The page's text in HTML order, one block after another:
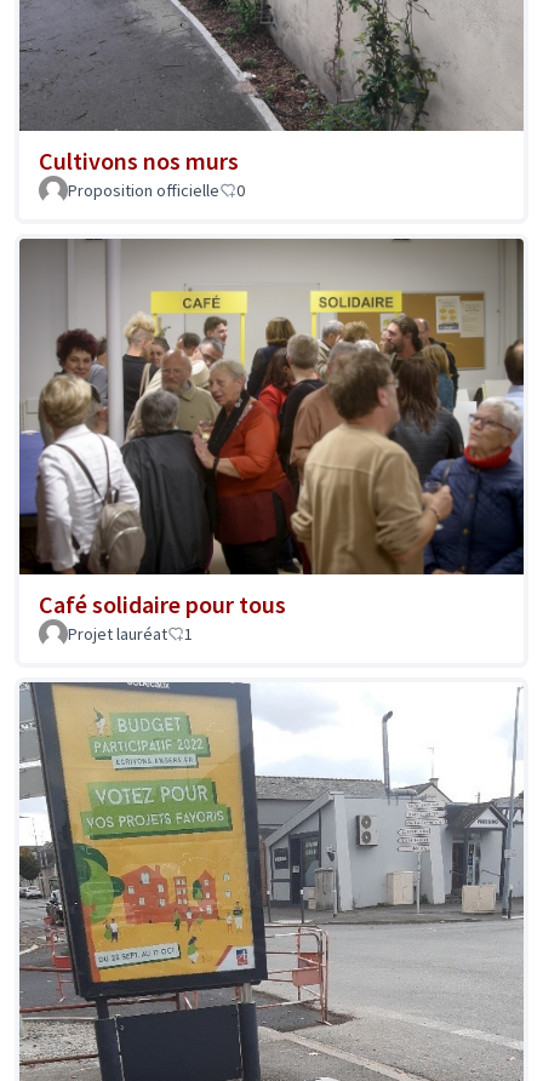
Cultivons nos murs
Proposition officielle 0
Café solidaire pour tous
Projet lauréat 1